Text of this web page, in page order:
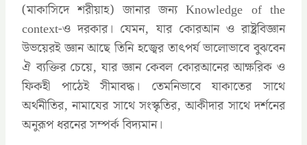
(মাকাসিদে শরীয়াহ) জানার জন্য Knowledge of the
context-ও দরকার। যেমন, যার কোরআন ও রাষ্ট্রবিজ্ঞান
উভয়েরই জ্ঞান আছে তিনি হজ্বের তাৎপর্য ভালোভাবে বুঝবেন
ঐ ব্যক্তির চেয়ে, যার জ্ঞান কেবল কোরআনের আক্ষরিক ও
ফিকহী পাঠেই সীমাবদ্ধ। তেমনিভাবে যাকাতের সাথে
অর্থনীতির, নামাযের সাথে সংস্কৃতির, আকীদার সাথে দর্শনের
অনুরূপ ধরনের সম্পর্ক বিদ্যমান।